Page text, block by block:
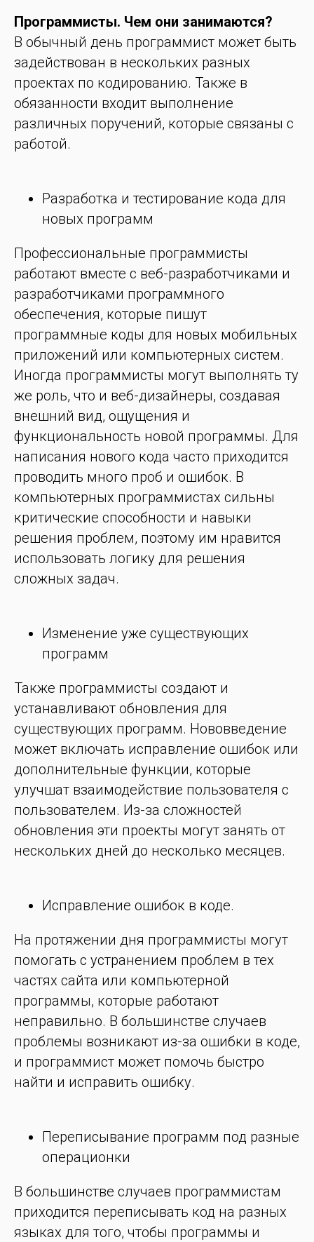
Программисты. Чем они занимаются?
В обычный день программист может быть
задействован в нескольких разных
проектах по кодированию. Также в
обязанности входит выполнение
различных поручений, которые связаны с
работой.
Разработка и тестирование кода для
новых программ
Профессиональные программисты
работают вместе с веб-разработчиками и
разработчиками программного
обеспечения, которые пишут
программные коды для новых мобильных
приложений или компьютерных систем.
Иногда программисты могут выполнять ту
же роль, что и веб-дизайнеры, создавая
внешний вид, ощущения и
функциональность новой программы. Для
написания нового кода часто приходится
проводить много проб и ошибок. В
компьютерных программистах сильны
критические способности и навыки
решения проблем, поэтому им нравится
использовать логику для решения
сложных задач.
Изменение уже существующих
программ
Также программисты создают и
устанавливают обновления для
существующих программ. Нововведение
может включать исправление ошибок или
дополнительные функции, которые
улучшат взаимодействие пользователя с
пользователем. Из-за сложностей
обновления эти проекты могут занять от
нескольких дней до несколько месяцев.
Исправление ошибок в коде.
На протяжении дня программисты могут
помогать с устранением проблем в тех
частях сайта или компьютерной
программы, которые работают
неправильно. В большинстве случаев
проблемы возникают из-за ошибки в коде,
и программист может помочь быстро
найти и исправить ошибку.
Переписывание программ под разные
операционки
В большинстве случаев программистам
приходится переписывать код на разных
языках для того, чтобы программы и